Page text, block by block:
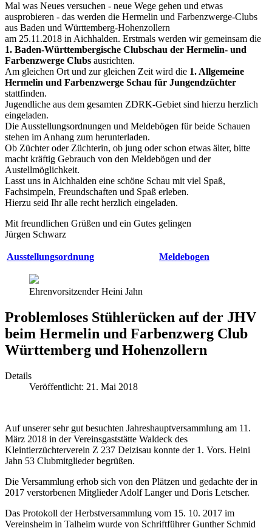
Mal was Neues versuchen - neue Wege gehen und etwas
ausprobieren - das werden die Hermelin und Farbenzwerge-Clubs
aus Baden und Württemberg-Hohenzollern
am 25.11.2018 in Aichhalden. Erstmals werden wir gemeinsam die
1. Baden-Württembergische Clubschau der Hermelin- und
Farbenzwerge Clubs ausrichten.
Am gleichen Ort und zur gleichen Zeit wird die 1. Allgemeine
Hermelin und Farbenzwerge Schau für Jungendzüchter
stattfinden.
Jugendliche aus dem gesamten ZDRK-Gebiet sind hierzu herzlich
eingeladen.
Die Ausstellungsordnungen und Meldebögen für beide Schauen
stehen im Anhang zum herunterladen.
Ob Züchter oder Züchterin, ob jung oder schon etwas älter, bitte
macht kräftig Gebrauch von den Meldebögen und der
Austellmöglichkeit.
Lasst uns in Aichhalden eine schöne Schau mit viel Spaß,
Fachsimpeln, Freundschaften und Spaß erleben.
Hierzu seid Ihr alle recht herzlich eingeladen.
Mit freundlichen Grüßen und ein Gutes gelingen
Jürgen Schwarz
Ausstellungsordnung Meldebogen
Ehrenvorsitzender Heini Jahn
Problemloses Stühlerücken auf der JHV
beim Hermelin und Farbenzwerg Club
Württemberg und Hohenzollern
Details
Veröffentlicht: 21. Mai 2018
Auf unserer sehr gut besuchten Jahreshauptversammlung am 11.
März 2018 in der Vereinsgaststätte Waldeck des
Kleintierzüchterverein Z 237 Deizisau konnte der 1. Vors. Heini
Jahn 53 Clubmitglieder begrüßen.
Die Versammlung erhob sich von den Plätzen und gedachte der in
2017 verstorbenen Mitglieder Adolf Langer und Doris Letscher.
Das Protokoll der Herbstversammlung vom 15. 10. 2017 im
Vereinsheim in Talheim wurde von Schriftführer Gunther Schmid